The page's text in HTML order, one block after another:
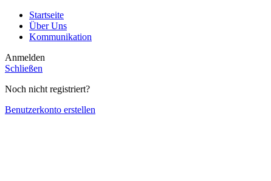
Startseite
Über Uns
Kommunikation
Anmelden
Schließen
Noch nicht registriert?
Benutzerkonto erstellen